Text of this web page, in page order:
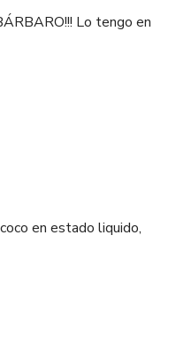
Lo tengo en
en estado liquido,